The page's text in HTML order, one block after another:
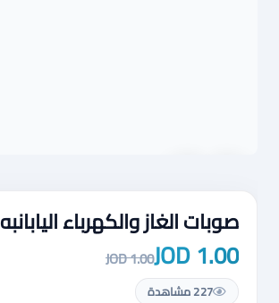
صوبات الغاز والكهرباء اليابانبه
1.00 JOD
1.00 JOD
227 مشاهدة